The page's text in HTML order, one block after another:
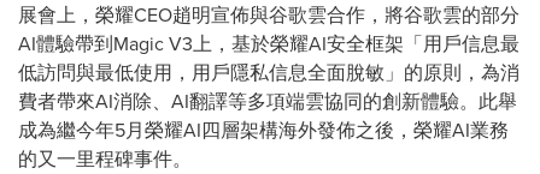
展會上，榮耀CEO趙明宣佈與谷歌雲合作，將谷歌雲的部分
AI體驗帶到Magic V3上，基於榮耀AI安全框架「用戶信息最
低訪問與最低使用，用戶隱私信息全面脫敏」的原則，為消
費者帶來AI消除、AI翻譯等多項端雲協同的創新體驗。此舉
成為繼今年5月榮耀AI四層架構海外發佈之後，榮耀AI業務
的又一里程碑事件。